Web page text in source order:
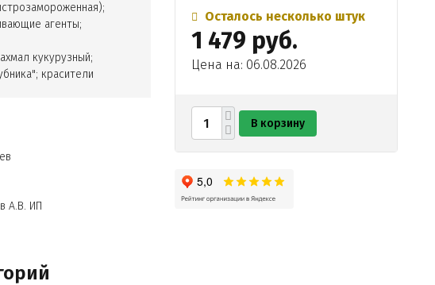
агенты;
кукурузный;
красители
А.В. ИП
Осталось несколько штук
1 479 руб.
Цена на: 06.08.2026
В корзину